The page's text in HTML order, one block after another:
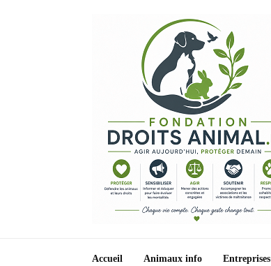
Accueil Animaux info Entreprises